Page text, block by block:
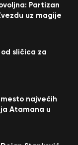
Partizan
uz magije
sličica za
najvećih
Atamana u